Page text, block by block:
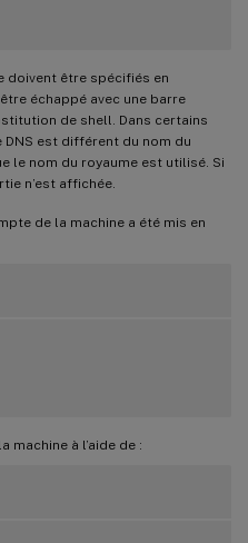
doivent être spécifiés en
échappé avec une barre
de shell. Dans certains
DNS est différent du nom du
le nom du royaume est utilisé. Si
n’est affichée.
de la machine a été mis en
machine à l’aide de :